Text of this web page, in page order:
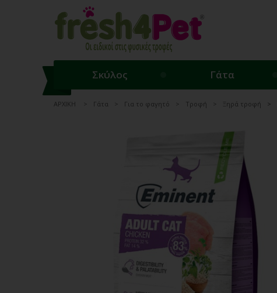
Σκύλος Γάτα
ΑΡΧΙΚΗ Γάτα Για το φαγητό Τροφή Ξηρά τροφή